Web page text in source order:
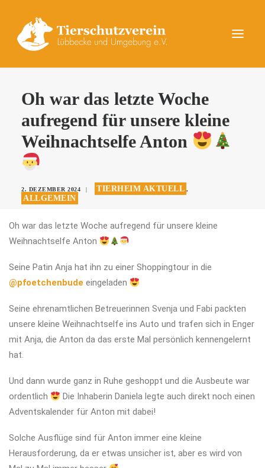
UNSERE TIERE
AKTUELLES
DAS TIERHEIM
HELFEN
SPENDEN
Oh war das letzte Woche
aufregend für unsere kleine
Weihnachtselfe Anton
2. DEZEMBER 2024 | TIERHEIM AKTUELL ,
ALLGEMEIN
Oh war das letzte Woche aufregend für unsere kleine
Weihnachtselfe Anton
Seine Patin Anja hat ihn zu einer Shoppingtour in die
@pfoetchenbude eingeladen
Seine ehrenamtlichen Betreuerinnen Svenja und Fabi packten
unsere kleine Weihnachtselfe ins Auto und trafen sich in Enger
mit Anja, die Anton da das erste Mal persönlich kennengelernt
hat.
Und dann wurde ganz in Ruhe geshoppt und die Ausbeute war
ordentlich
Die Inhaberin Daniela legte auch direkt noch einen
Adventskalender für Anton mit dabei!
Solche Ausflüge sind für Anton immer eine kleine
Herausforderung, da er etwas unsicher ist, aber es wird von